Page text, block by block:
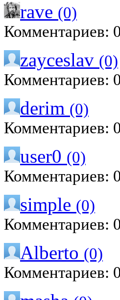
rave (0)
Комментариев:
zayceslav (0)
Комментариев:
derim (0)
Комментариев:
user0 (0)
Комментариев:
simple (0)
Комментариев:
Alberto (0)
Комментариев: